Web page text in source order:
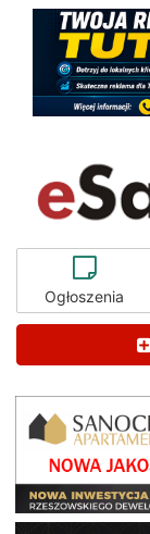
Ogłoszenia